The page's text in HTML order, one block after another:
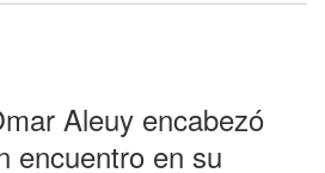
Aleuy encabezó
encuentro en su